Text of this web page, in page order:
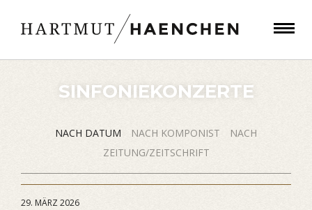
SINFONIEKONZERTE
NACH DATUM NACH KOMPONIST
NACH
ZEITUNG/ZEITSCHRIFT
29. MÄRZ 2026